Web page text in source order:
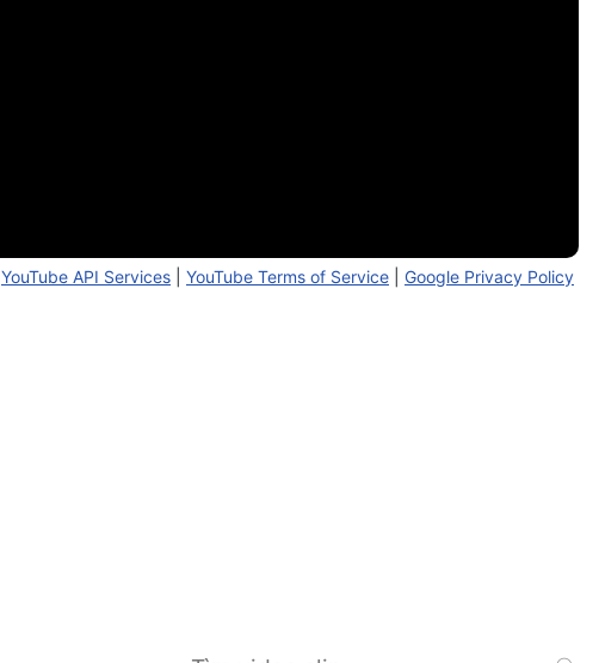
YouTube API Services YouTube Terms of Service Google Privacy Policy